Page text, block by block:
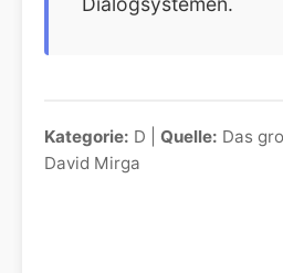
Kategorie: D | Quelle: Das
David Mirga